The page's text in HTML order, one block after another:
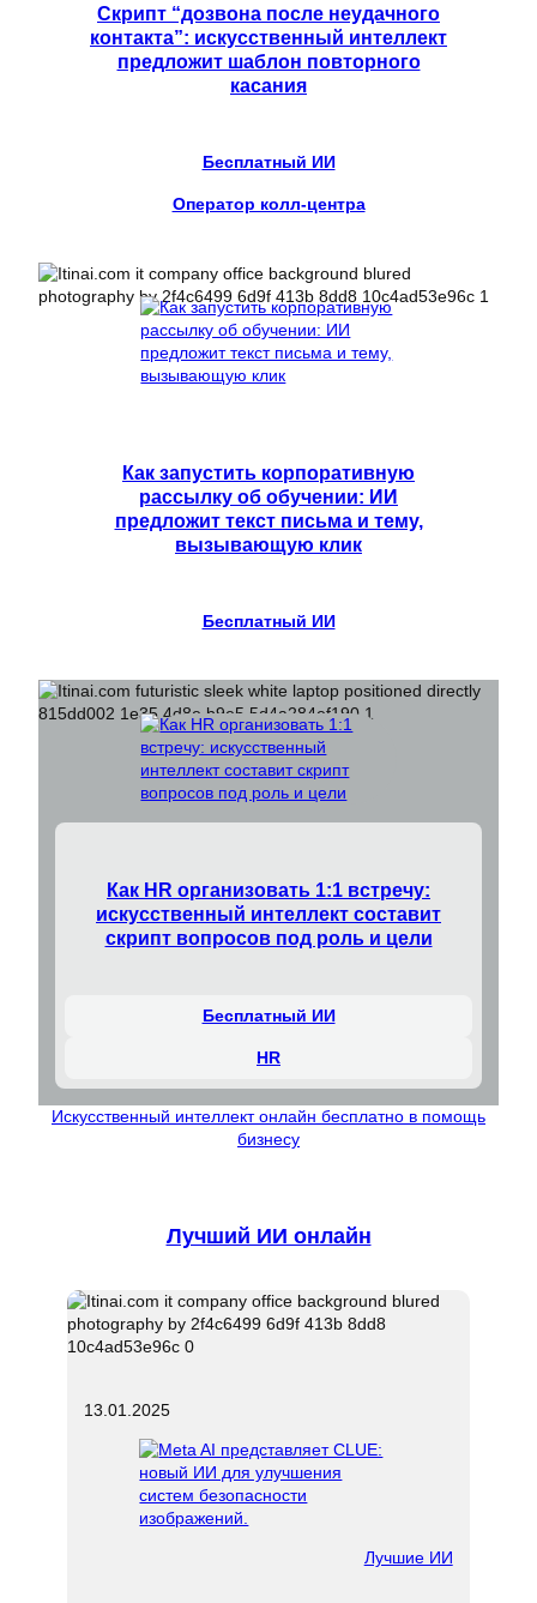
Скрипт “дозвона после неудачного
контакта”: искусственный интеллект
предложит шаблон повторного
касания
Бесплатный ИИ
Оператор колл-центра
Как запустить корпоративную
рассылку об обучении: ИИ
предложит текст письма и тему,
вызывающую клик
Бесплатный ИИ
Как HR организовать 1:1 встречу:
искусственный интеллект составит
скрипт вопросов под роль и цели
Бесплатный ИИ
HR
Искусственный интеллект онлайн бесплатно в помощь
бизнесу
Лучший ИИ онлайн
13.01.2025
Лучшие ИИ